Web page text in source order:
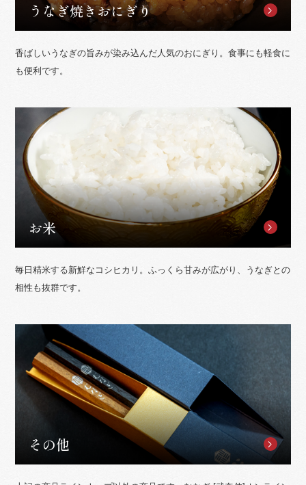
うなぎ焼きおにぎり
香ばしいうなぎの旨みが染み込んだ人気のおにぎり。食事にも軽食に
も便利です。
お米
毎日精米する新鮮なコシヒカリ。ふっくら甘みが広がり、うなぎとの
相性も抜群です。
その他